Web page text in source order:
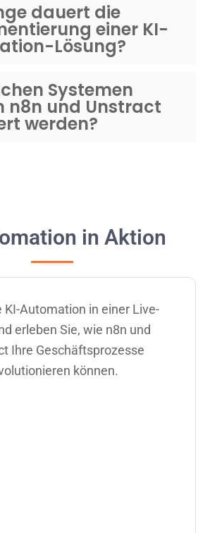
dauert die
einer KI-
Lösung?
Systemen
n8n und Unstract
werden?
in Aktion
KI-Automation in einer Live-
erleben Sie, wie n8n und
Ihre Geschäftsprozesse
können.